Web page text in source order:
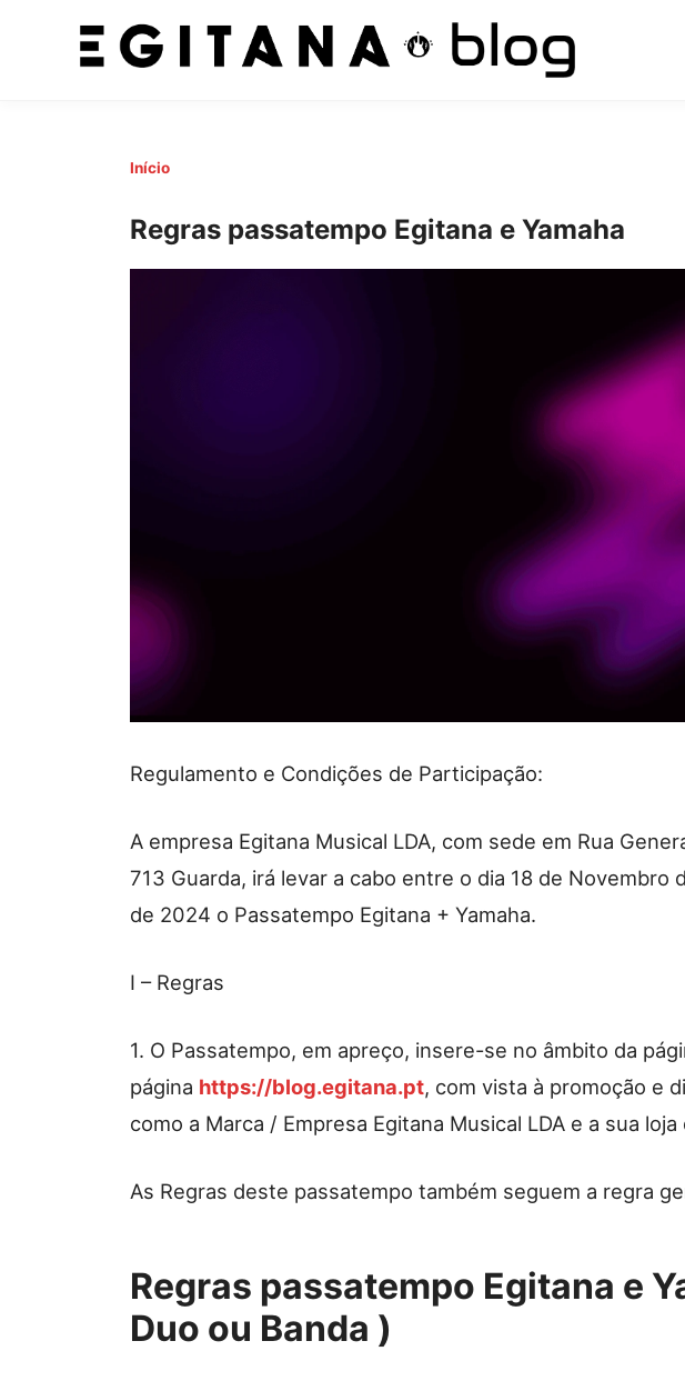
Início
Regras passatempo Egitana e Yamaha
Regulamento e Condições de Participação:
A empresa Egitana Musical LDA, com sede em Rua
713 Guarda, irá levar a cabo entre o dia 18 de Novembro
de 2024 o Passatempo Egitana + Yamaha.
I – Regras
1. O Passatempo, em apreço, insere-se no âmbito da
página https://blog.egitana.pt, com vista à promoção e
como a Marca / Empresa Egitana Musical LDA e a sua loja
As Regras deste passatempo também seguem a regra
Regras passatempo Egitana e
Duo ou Banda )